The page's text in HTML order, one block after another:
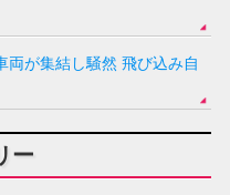
両が集結し騒然 飛び込み自
ー